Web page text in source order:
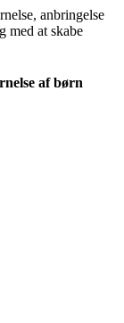
anbringelse
med at skabe
af børn